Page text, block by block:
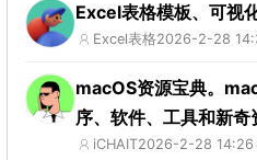
Excel表格模板、可视
Excel表格2026-2-28
macOS资源宝典。
序、软件、工具和新奇
iCHAIT2026-2-28 14:26